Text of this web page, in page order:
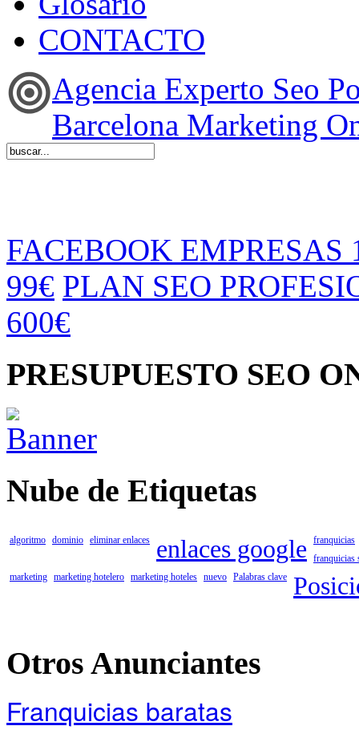
CONTACTO
Agencia Experto Seo
Barcelona Marketing
FACEBOOK EMPRESAS
99€ PLAN SEO
600€
PRESUPUESTO SEO
Nube de Etiquetas
algoritmo dominio eliminar enlaces enlaces google
franquicias
franquicias
marketing marketing hotelero marketing hoteles nuevo Palabras clave
Otros Anunciantes
Franquicias baratas